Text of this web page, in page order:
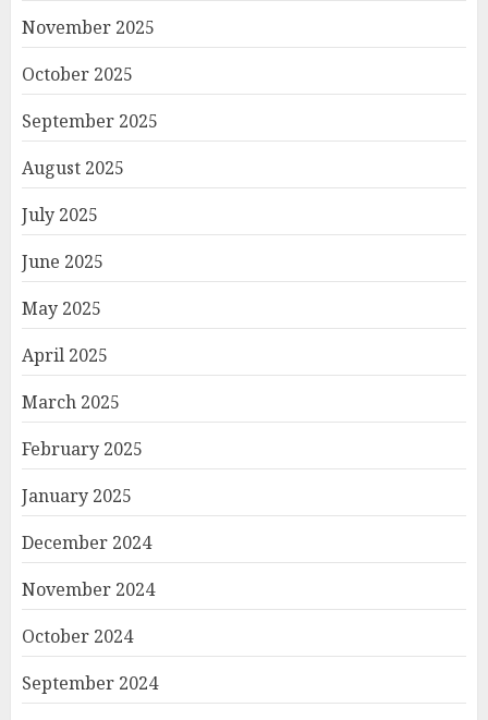
November 2025
October 2025
September 2025
August 2025
July 2025
June 2025
May 2025
April 2025
March 2025
February 2025
January 2025
December 2024
November 2024
October 2024
September 2024